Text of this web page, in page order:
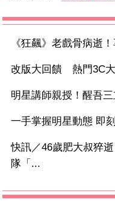
《狂飆》老戲骨病逝
改版大回饋 熱門3C
明星講師親授！醒吾
一手掌握明星動態 即
快訊／46歲肥大叔猝
隊「...